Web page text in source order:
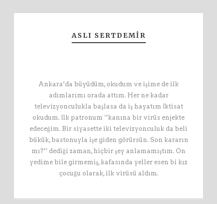
ASLI SERTDEMIR
Ankara’da büyüdüm, okudum ve işime de ilk
adımlarımı orada attım. Her ne kadar
televizyonculukla başlasa da iş hayatım İktisat
okudum. İlk patronum ‘’kanına bir virüs enjekte
edeceğim. Bir siyasette iki televizyonculuk da beli
bükük, bastonuyla işe giden görürsün. Son kararın
mı?’’ dediği zaman, hiçbir şey anlamamıştım. On
yedime bile girmemiş, kafasında yeller esen bi kız
çocuğu olarak, ilk virüsü aldım.